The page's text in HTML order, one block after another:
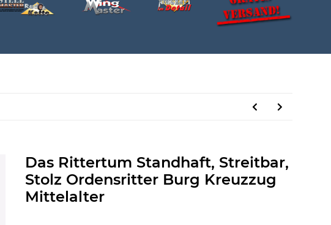
Das Rittertum Standhaft, Streitbar,
Stolz Ordensritter Burg Kreuzzug
Mittelalter